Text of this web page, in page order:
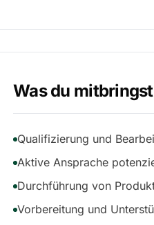
Was du mitbringst
Qualifizierung und
Aktive Ansprache
Durchführung von
Vorbereitung und